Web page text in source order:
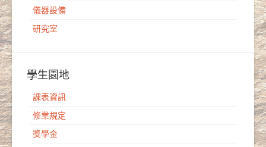
儀器設備
研究室
學生園地
課表資訊
修業規定
獎學金